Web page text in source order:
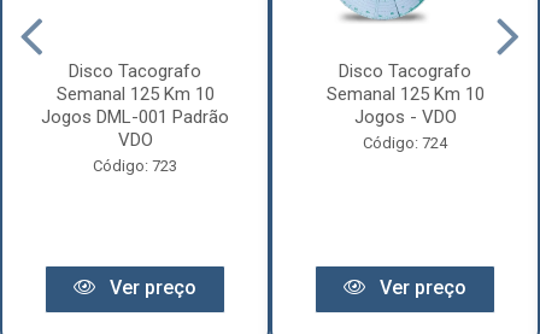
Disco Tacografo
Semanal 125 Km 10
Jogos DML-001 Padrão
VDO
Código: 723
Ver preço
Disco Tacografo
Semanal 125 Km 10
Jogos - VDO
Código: 724
Ver preço